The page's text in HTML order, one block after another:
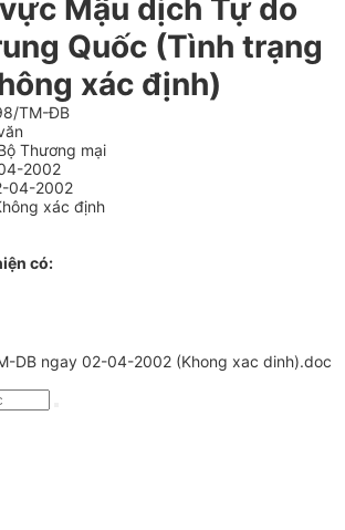
Mậu dịch Tự do
Quốc (Tình trạng
xác định)
TM-ĐB
Thương mại
2002
04-2002
xác định
có:
DB ngay 02-04-2002 (Khong xac dinh).doc